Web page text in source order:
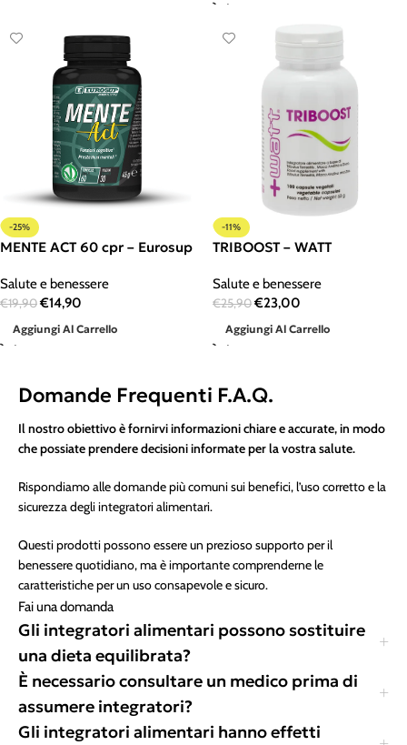
-25%
MENTE ACT 60 cpr – Eurosup
Salute e benessere
€19,90€14,90
Aggiungi Al Carrello
-11%
TRIBOOST – WATT
Salute e benessere
€25,90€23,00
Aggiungi Al Carrello
Domande Frequenti F.A.Q.
Il nostro obiettivo è fornirvi informazioni chiare e accurate, in modo
che possiate prendere decisioni informate per la vostra salute.
Rispondiamo alle domande più comuni sui benefici, l’uso corretto e la
sicurezza degli integratori alimentari.
Questi prodotti possono essere un prezioso supporto per il
benessere quotidiano, ma è importante comprenderne le
caratteristiche per un uso consapevole e sicuro.
Fai una domanda
Gli integratori alimentari possono sostituire
una dieta equilibrata?
È necessario consultare un medico prima di
assumere integratori?
Gli integratori alimentari hanno effetti